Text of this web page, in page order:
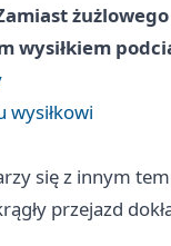
żużlowego
wysiłkiem
wysiłkowi
się z innym
przejazd